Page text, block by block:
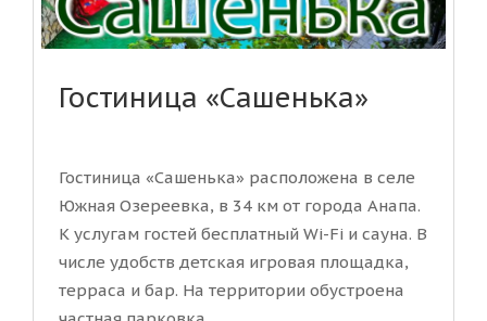
Гостиница «Сашенька»
Гостиница «Сашенька» расположена в селе
Южная Озереевка, в 34 км от города Анапа.
К услугам гостей бесплатный Wi-Fi и сауна. В
числе удобств детская игровая площадка,
терраса и бар. На территории обустроена